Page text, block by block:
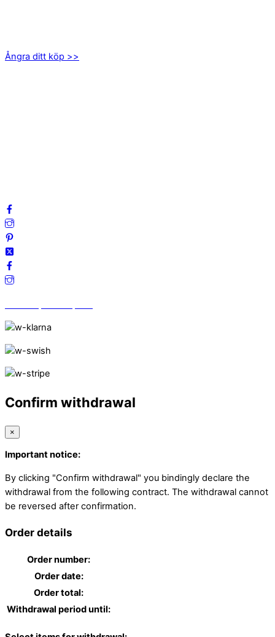
Ångra ditt köp >>
Confirm withdrawal
×
Important notice:
By clicking "Confirm withdrawal" you bindingly declare the
withdrawal from the following contract. The withdrawal cannot
be reversed after confirmation.
Order details
Order number:
Order date:
Order total:
Withdrawal period until: